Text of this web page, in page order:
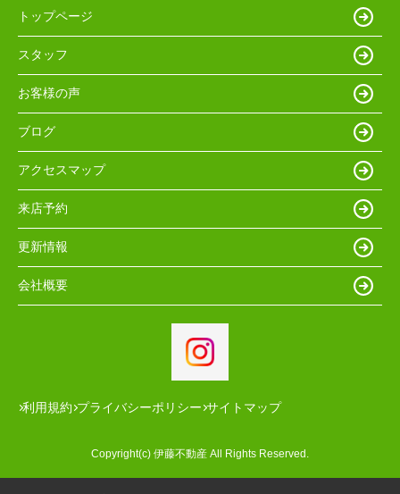
トップページ
スタッフ
お客様の声
ブログ
アクセスマップ
来店予約
更新情報
会社概要
利用規約 プライバシーポリシー サイトマップ
Copyright(c) 伊藤不動産 All Rights Reserved.